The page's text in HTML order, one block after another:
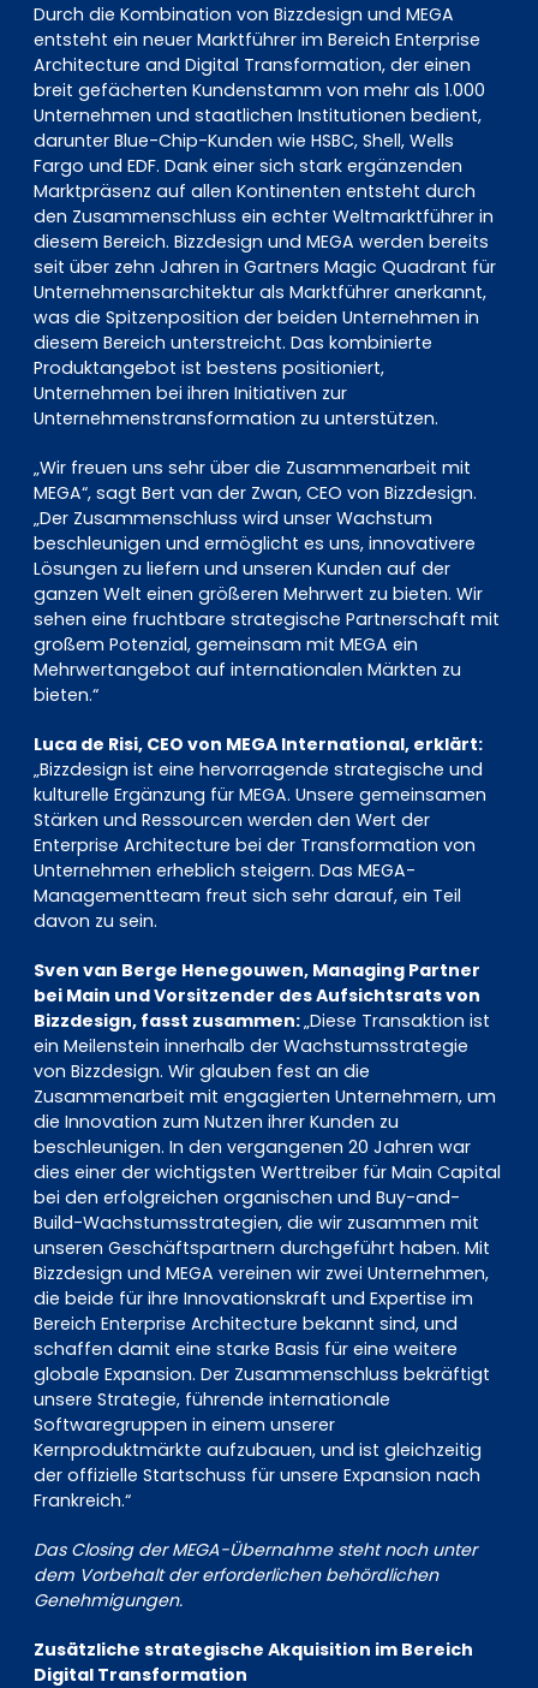
Durch die Kombination von Bizzdesign und MEGA
entsteht ein neuer Marktführer im Bereich Enterprise
Architecture and Digital Transformation, der einen
breit gefächerten Kundenstamm von mehr als 1.000
Unternehmen und staatlichen Institutionen bedient,
darunter Blue-Chip-Kunden wie HSBC, Shell, Wells
Fargo und EDF. Dank einer sich stark ergänzenden
Marktpräsenz auf allen Kontinenten entsteht durch
den Zusammenschluss ein echter Weltmarktführer in
diesem Bereich. Bizzdesign und MEGA werden bereits
seit über zehn Jahren in Gartners Magic Quadrant für
Unternehmensarchitektur als Marktführer anerkannt,
was die Spitzenposition der beiden Unternehmen in
diesem Bereich unterstreicht. Das kombinierte
Produktangebot ist bestens positioniert,
Unternehmen bei ihren Initiativen zur
Unternehmenstransformation zu unterstützen.
„Wir freuen uns sehr über die Zusammenarbeit mit
MEGA“, sagt Bert van der Zwan, CEO von Bizzdesign.
„Der Zusammenschluss wird unser Wachstum
beschleunigen und ermöglicht es uns, innovativere
Lösungen zu liefern und unseren Kunden auf der
ganzen Welt einen größeren Mehrwert zu bieten. Wir
sehen eine fruchtbare strategische Partnerschaft mit
großem Potenzial, gemeinsam mit MEGA ein
Mehrwertangebot auf internationalen Märkten zu
bieten.“
Luca de Risi, CEO von MEGA International, erklärt:
„Bizzdesign ist eine hervorragende strategische und
kulturelle Ergänzung für MEGA. Unsere gemeinsamen
Stärken und Ressourcen werden den Wert der
Enterprise Architecture bei der Transformation von
Unternehmen erheblich steigern. Das MEGA-
Managementteam freut sich sehr darauf, ein Teil
davon zu sein.
Sven van Berge Henegouwen, Managing Partner
bei Main und Vorsitzender des Aufsichtsrats von
Bizzdesign, fasst zusammen:„Diese Transaktion ist
ein Meilenstein innerhalb der Wachstumsstrategie
von Bizzdesign. Wir glauben fest an die
Zusammenarbeit mit engagierten Unternehmern, um
die Innovation zum Nutzen ihrer Kunden zu
beschleunigen. In den vergangenen 20 Jahren war
dies einer der wichtigsten Werttreiber für Main Capital
bei den erfolgreichen organischen und Buy-and-
Build-Wachstumsstrategien, die wir zusammen mit
unseren Geschäftspartnern durchgeführt haben. Mit
Bizzdesign und MEGA vereinen wir zwei Unternehmen,
die beide für ihre Innovationskraft und Expertise im
Bereich Enterprise Architecture bekannt sind, und
schaffen damit eine starke Basis für eine weitere
globale Expansion. Der Zusammenschluss bekräftigt
unsere Strategie, führende internationale
Softwaregruppen in einem unserer
Kernproduktmärkte aufzubauen, und ist gleichzeitig
der offizielle Startschuss für unsere Expansion nach
Frankreich.“
Das Closing der MEGA-Übernahme steht noch unter
dem Vorbehalt der erforderlichen behördlichen
Genehmigungen.
Zusätzliche strategische Akquisition im Bereich
Digital Transformation